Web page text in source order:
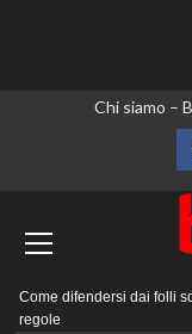
Chi siamo –
principale
Come difendersi dai folli
regole